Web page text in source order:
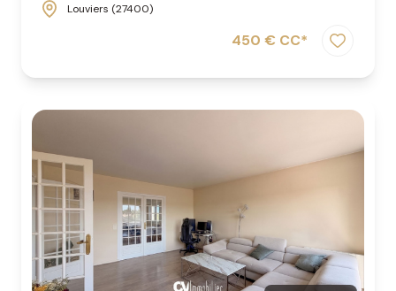
Louviers (27400)
450 € CC*